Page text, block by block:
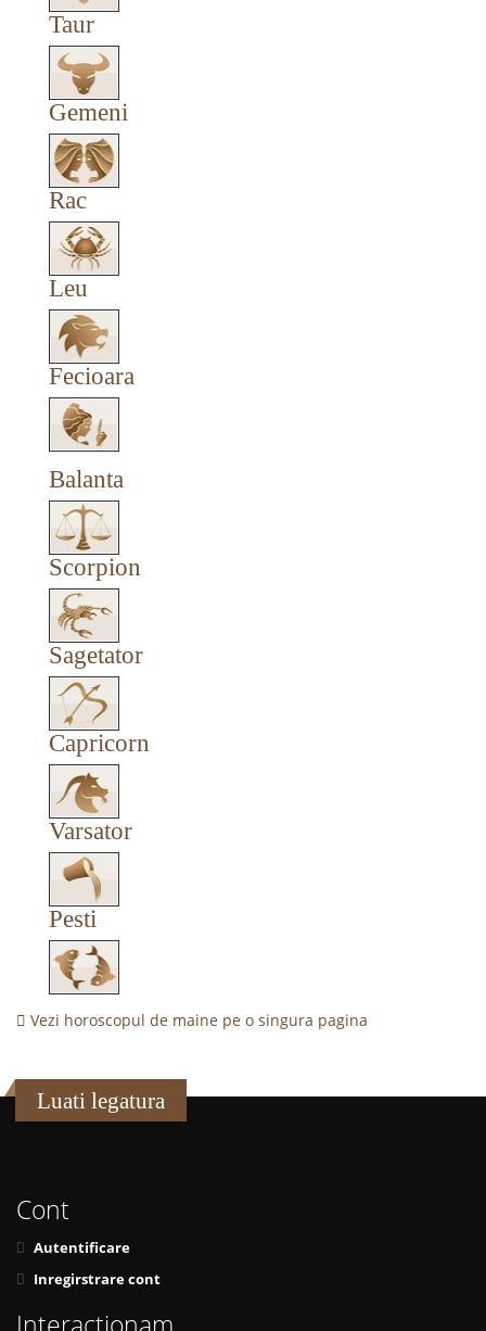
Taur
Gemeni
Rac
Leu
Fecioara
Balanta
Scorpion
Sagetator
Capricorn
Varsator
Pesti
Vezi horoscopul de maine pe o singura pagina
Luati legatura
Cont
Autentificare
Inregirstrare cont
Interactionam